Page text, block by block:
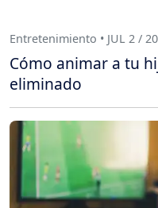
Entretenimiento • JUL 2 /
Cómo animar a tu
eliminado